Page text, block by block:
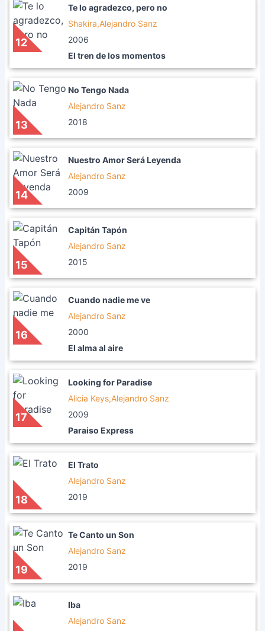
12
Te lo agradezco, pero no
Shakira,Alejandro Sanz
2006
El tren de los momentos
13
No Tengo Nada
Alejandro Sanz
2018
14
Nuestro Amor Será Leyenda
Alejandro Sanz
2009
15
Capitán Tapón
Alejandro Sanz
2015
16
Cuando nadie me ve
Alejandro Sanz
2000
El alma al aire
17
Looking for Paradise
Alicia Keys,Alejandro Sanz
2009
Paraiso Express
18
El Trato
Alejandro Sanz
2019
19
Te Canto un Son
Alejandro Sanz
2019
Iba
Alejandro Sanz